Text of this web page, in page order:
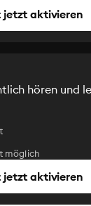
jetzt aktivieren
hören und
möglich
jetzt aktivieren